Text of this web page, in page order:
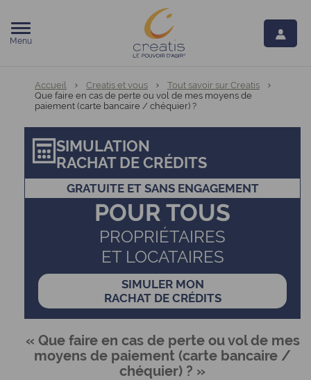
Menu
Vous êtes ici:
Accueil Creatis et vous
Tout savoir sur Creatis
Que faire en cas de perte ou vol de mes moyens de
paiement (carte bancaire / chéquier) ?
SIMULATION
RACHAT DE CRÉDITS
GRATUITE ET SANS ENGAGEMENT
POUR TOUS
PROPRIÉTAIRES
ET LOCATAIRES
SIMULER MON
RACHAT DE CRÉDITS
« Que faire en cas de perte ou vol de mes
moyens de paiement (carte bancaire /
chéquier) ? »